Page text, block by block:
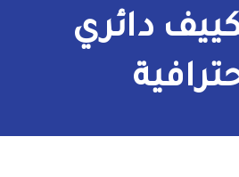
دائري